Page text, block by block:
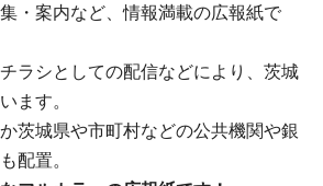
・案内など、情報満載の広報紙で
ラシとしての配信などにより、茨城
ます。
茨城県や市町村などの公共機関や銀
配置。